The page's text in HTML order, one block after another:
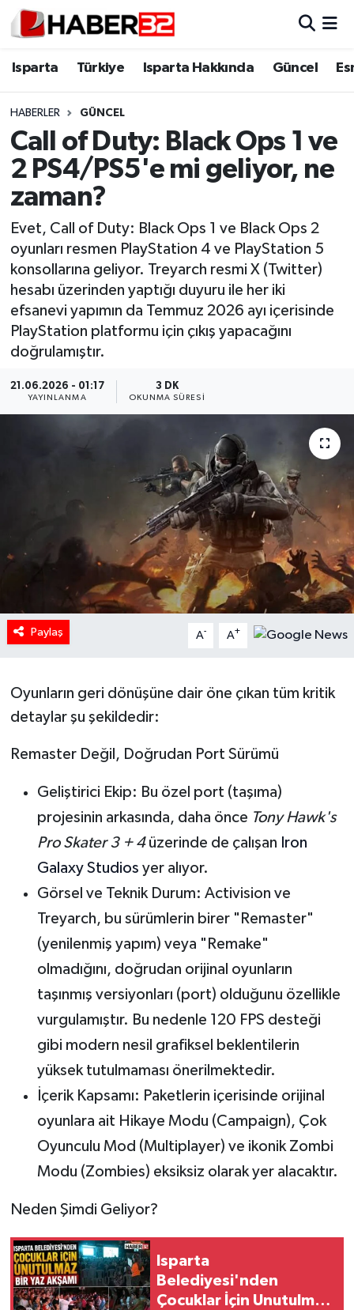
Isparta Türkiye Isparta Hakkında Güncel
HABERLER GÜNCEL
Call of Duty: Black Ops 1 ve
2 PS4/PS5'e mi geliyor, ne
zaman?
Evet, Call of Duty: Black Ops 1 ve Black Ops 2
oyunları resmen PlayStation 4 ve PlayStation 5
konsollarına geliyor. Treyarch resmi X (Twitter)
hesabı üzerinden yaptığı duyuru ile her iki
efsanevi yapımın da Temmuz 2026 ayı içerisinde
PlayStation platformu için çıkış yapacağını
doğrulamıştır.
21.06.2026 - 01:17
YAYINLANMA
3 DK
OKUNMA SÜRESI
Paylaş A- A+
Oyunların geri dönüşüne dair öne çıkan tüm kritik
detaylar şu şekildedir:
Remaster Değil, Doğrudan Port Sürümü
Geliştirici Ekip: Bu özel port (taşıma)
projesinin arkasında, daha önce Tony Hawk's
Pro Skater 3 + 4üzerinde de çalışan Iron
Galaxy Studios yer alıyor.
Görsel ve Teknik Durum: Activision ve
Treyarch, bu sürümlerin birer "Remaster"
(yenilenmiş yapım) veya "Remake"
olmadığını, doğrudan orijinal oyunların
taşınmış versiyonları (port) olduğunu özellikle
vurgulamıştır. Bu nedenle 120 FPS desteği
gibi modern nesil grafiksel beklentilerin
yüksek tutulmaması önerilmektedir.
İçerik Kapsamı: Paketlerin içerisinde orijinal
oyunlara ait Hikaye Modu (Campaign), Çok
Oyunculu Mod (Multiplayer) ve ikonik Zombi
Modu (Zombies) eksiksiz olarak yer alacaktır.
Neden Şimdi Geliyor?
Isparta
Belediyesi'nden
Çocuklar İçin Unutulmaz
Isparta
Esnaf Diyor ki;
ASAYİŞ
BİLİM VE TEKNOLOJİ
EĞİTİM
GENEL
HABERDE İNSAN
MAGAZİN
Oyun
POLİTİKA
RESMİ İLANLAR
Tarihi Yapılarımız
Teknoloji
Türkiye
Yerel
Künye
Isparta Nöbetçi Eczaneler
Isparta Trafik Yoğunluk Haritası
Süper Lig Puan Durumu ve Fikstür
Tüm Manşetler
Son Dakika Haberleri
Haber Arşivi